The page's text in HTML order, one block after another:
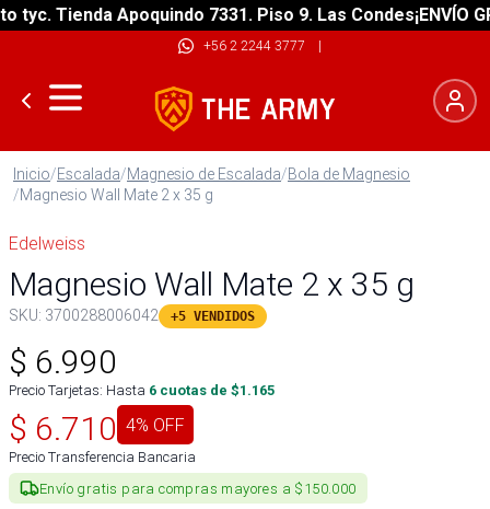
Tienda Apoquindo 7331. Piso 9. Las Condes¡ENVÍO
+56 2 2244 3777 |
Inicio/Escalada/Magnesio de Escalada/Bola de Magnesio
/Magnesio Wall Mate 2 x 35 g
Edelweiss
Magnesio Wall Mate 2 x 35 g
SKU: 3700288006042 +5 VENDIDOS
$ 6.990
Precio Tarjetas: Hasta 6 cuotas de $1.165
$ 6.710 4% OFF
Precio Transferencia Bancaria
Envío gratis para compras mayores a $150.000